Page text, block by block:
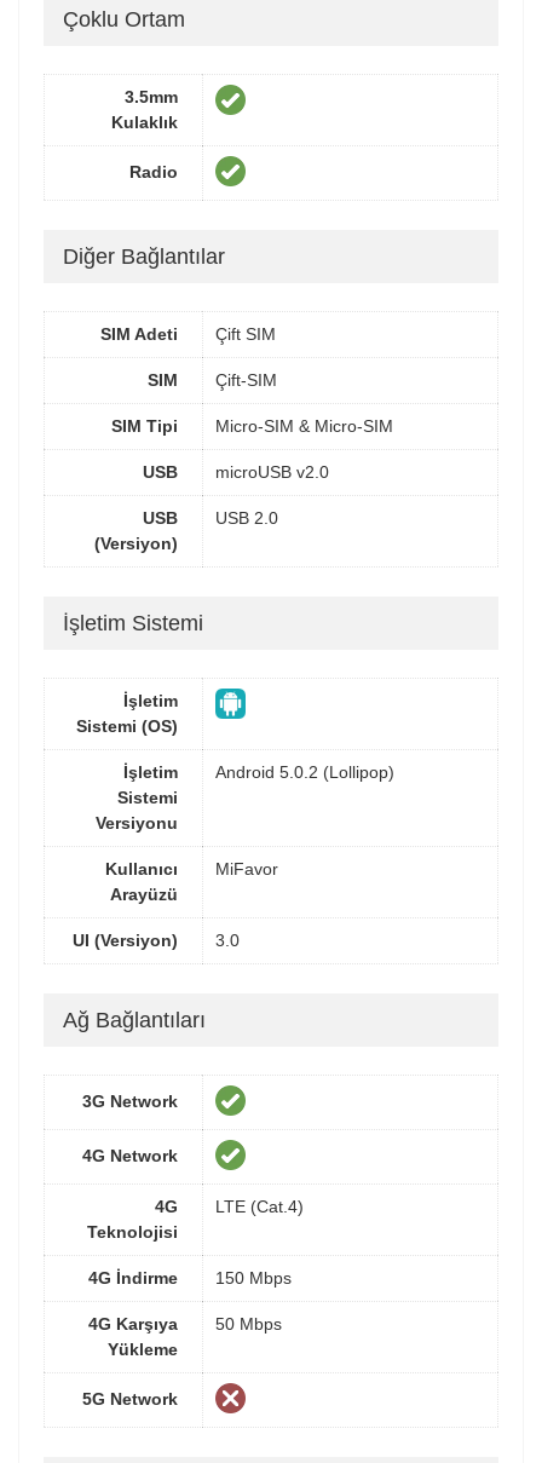
Çoklu Ortam
3.5mm
Kulaklık
Radio
Diğer Bağlantılar
SIM Adeti Çift SIM
SIM Çift-SIM
SIM Tipi Micro-SIM & Micro-SIM
USB microUSB v2.0
USB
(Versiyon)
USB 2.0
İşletim Sistemi
İşletim
Sistemi (OS)
İşletim
Sistemi
Versiyonu
Android 5.0.2 (Lollipop)
Kullanıcı
Arayüzü
MiFavor
UI (Versiyon) 3.0
Ağ Bağlantıları
3G Network
4G Network
4G
Teknolojisi
LTE (Cat.4)
4G İndirme 150 Mbps
4G Karşıya
Yükleme
50 Mbps
5G Network